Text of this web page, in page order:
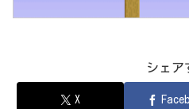
シェア
X